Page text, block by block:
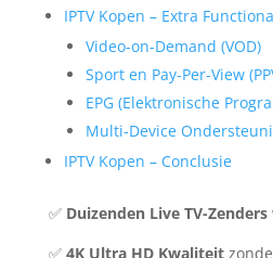
IPTV Kopen – Extra
Video-on-Demand (VOD)
Sport en Pay-Per-View
EPG (Elektronische
Multi-Device
IPTV Kopen – Conclusie
✅ Duizenden Live TV-Zenders
✅ 4K Ultra HD Kwaliteit